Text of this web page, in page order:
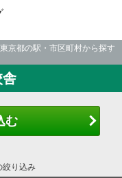
東京都の駅・市区町村から探す
舎
む
り込み